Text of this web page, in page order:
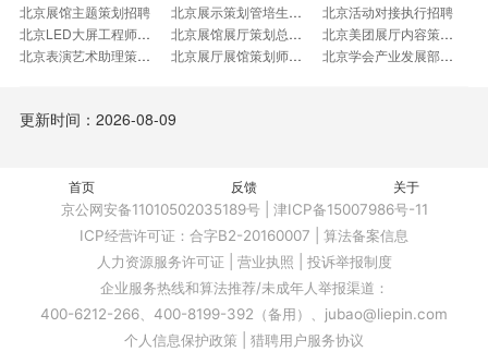
北京展馆主题策划招聘
北京展示策划管培生招聘
北京活动对接执行招聘
北京LED大屏工程师招聘
北京展馆展厅策划总监招聘
北京美团展厅内容策划招聘
北京表演艺术助理策展招聘
北京展厅展馆策划师招聘
北京学会产业发展部专员招聘
北京专业策展人招聘
北京产业发展专员招聘
北京展示管理招聘
北京峰会策划经理招聘
更新时间：2026-08-09
首页 反馈 关于